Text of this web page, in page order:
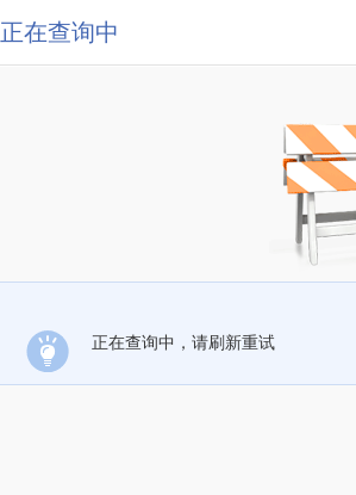
正在查询中
正在查询中，请刷新重试